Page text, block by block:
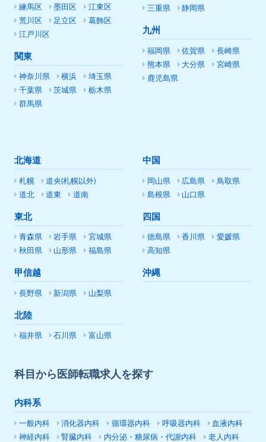
練馬区
墨田区
江東区
荒川区
足立区
葛飾区
江戸川区
関東
神奈川県 横浜
埼玉県
千葉県
茨城県
栃木県
群馬県
三重県
静岡県
九州
福岡県 佐賀県
長崎県
熊本県
大分県
宮崎県
鹿児島県
北海道
札幌
道央(札幌以外)
道北
道東 道南
東北
青森県 岩手県
宮城県
秋田県
山形県 福島県
甲信越
長野県 新潟県 山梨県
北陸
福井県 石川県 富山県
中国
岡山県 広島県
鳥取県
島根県
山口県
四国
徳島県 香川県
愛媛県
高知県
沖縄
科目から医師転職求人を探す
内科系
一般内科 消化器内科 循環器内科 呼吸器内科
血液内科
神経内科
腎臓内科 内分泌・糖尿病・代謝内科
老人内科